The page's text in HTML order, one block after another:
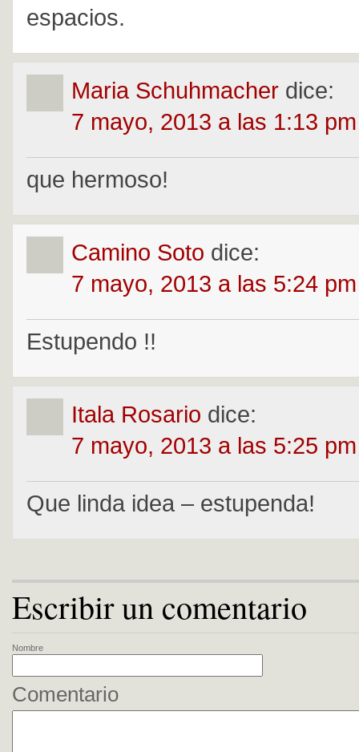
espacios.
Maria Schuhmacher dice:
7 mayo, 2013 a las 1:13 pm
que hermoso!
Camino Soto dice:
7 mayo, 2013 a las 5:24 pm
Estupendo !!
Itala Rosario dice:
7 mayo, 2013 a las 5:25 pm
Que linda idea – estupenda!
Escribir un comentario
Nombre
Comentario